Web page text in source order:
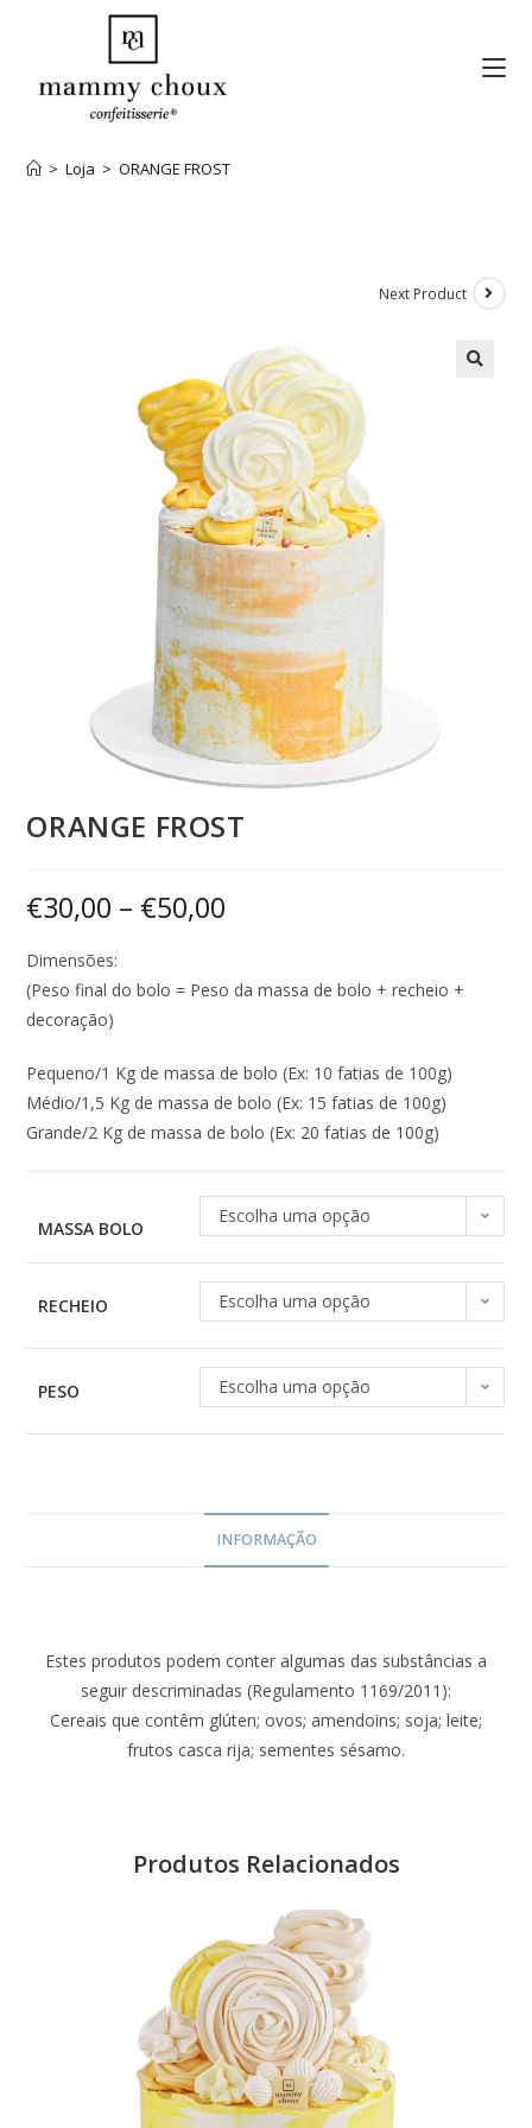
> Loja > ORANGE FROST
Next Product
ORANGE FROST
€30,00 – €50,00
Dimensões:
(Peso final do bolo = Peso da massa de bolo + recheio +
decoração)
Pequeno/1 Kg de massa de bolo (Ex: 10 fatias de 100g)
Médio/1,5 Kg de massa de bolo (Ex: 15 fatias de 100g)
Grande/2 Kg de massa de bolo (Ex: 20 fatias de 100g)
MASSA BOLO
Escolha uma opção
RECHEIO Escolha uma opção
PESO Escolha uma opção
INFORMAÇÃO
Estes produtos podem conter algumas das substâncias a
seguir descriminadas (Regulamento 1169/2011):
Cereais que contêm glúten; ovos; amendoins; soja; leite;
frutos casca rija; sementes sésamo.
Produtos Relacionados